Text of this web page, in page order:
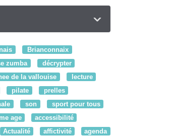
Brianconnaix
zumba
décrypter
de la vallouise
lecture
pilate
prelles
son
sport pour tous
age
accessibilité
Actualité affictivité
agenda